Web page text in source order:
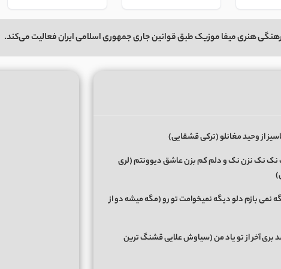
هنری میفا موزیک طبق قوانین جاری جمهوری اسلامی ایران فعالیت می‌کند.
از وحید مغانلو (ترکی قشقایی)
نک نک نزن نک و دلم کم بزن عاشق دیوونتم (لری
نمی بازم دلو دیگه نمیخوامت تو رو (مگه میشه دو از
بری آخر از تو یاد من (سیاوش علایی قشنگ ترین